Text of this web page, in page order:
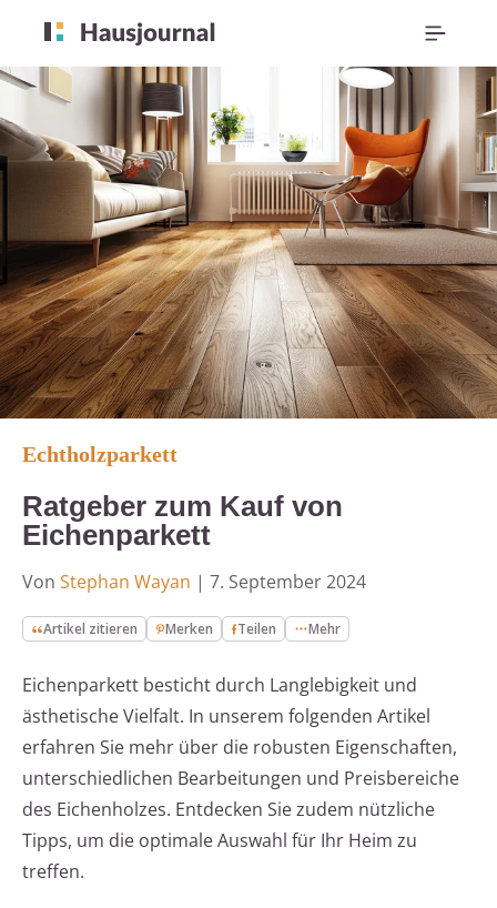
Echtholzparkett
Ratgeber zum Kauf von
Eichenparkett
Von Stephan Wayan | 7. September 2024
Artikel zitieren Merken Teilen Mehr
Eichenparkett besticht durch Langlebigkeit und
ästhetische Vielfalt. In unserem folgenden Artikel
erfahren Sie mehr über die robusten Eigenschaften,
unterschiedlichen Bearbeitungen und Preisbereiche
des Eichenholzes. Entdecken Sie zudem nützliche
Tipps, um die optimale Auswahl für Ihr Heim zu
treffen.